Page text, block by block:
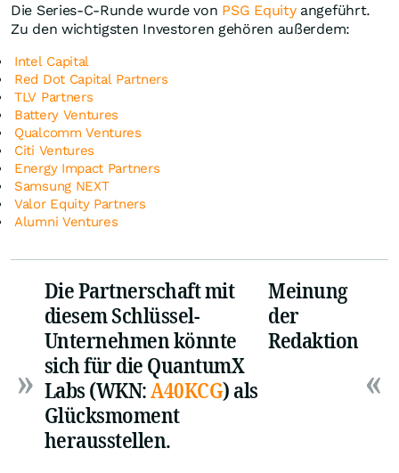
Die Series-C-Runde wurde von PSG Equityangeführt.
Zu den wichtigsten Investoren gehören außerdem:
Intel Capital
Red Dot Capital Partners
TLV Partners
Battery Ventures
Qualcomm Ventures
Citi Ventures
Energy Impact Partners
Samsung NEXT
Valor Equity Partners
Alumni Ventures
Die Partnerschaft mit
diesem Schlüssel-
Unternehmen könnte
sich für die QuantumX
Labs (WKN:A40KCG) als
Glücksmoment
herausstellen.
Meinung
der
Redaktion